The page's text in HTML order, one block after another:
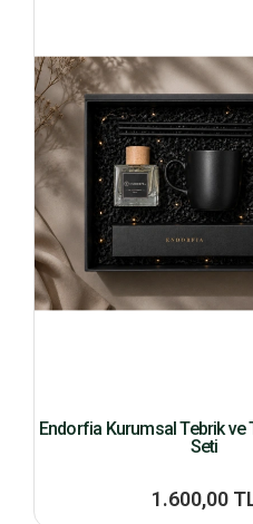
Endorfia Kurumsal Tebrik ve
Seti
1.600,00